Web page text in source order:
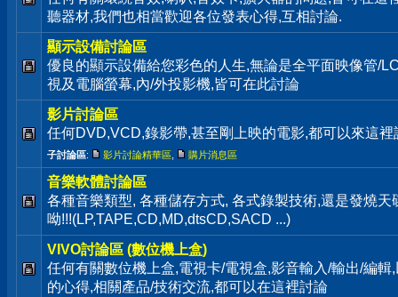
聽器材,我們也相當歡迎各位發表心得,互相討論.
顯示設備討論區
優良的顯示設備給您彩色的人生,無論是全平面映像管/
視及電腦螢幕,內/外投影機,皆可在此討論
影片討論區
任何DVD,VCD,錄影帶,甚至剛上映的電影,都可以來這裡
子討論區: 影片討論精華區 購片消息區
音樂軟體討論區
各種音樂類型, 各種儲存方式, 各式錄製技術,還是發燒
呦!!!(LP,TAPE,CD,MD,dtsCD,SACD ...)
VIVO討論區 (數位機上盒)
任何有關數位機上盒,電視卡/電視盒,影音輸入/輸出/編輯
的心得,相關產品/技術交流,都可以在這裡討論